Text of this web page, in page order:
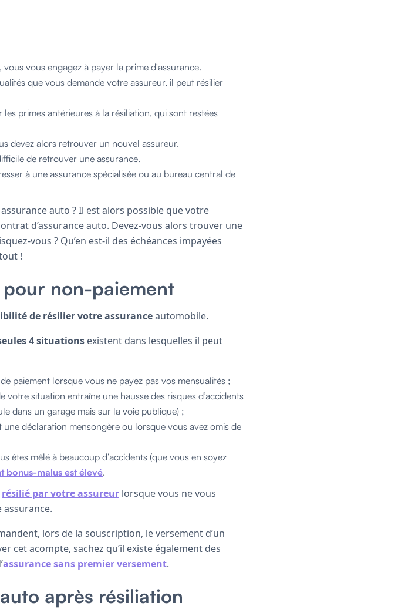
vous engagez à payer la prime d'assurance.
que vous demande votre assureur, il peut résilier
primes antérieures à la résiliation, qui sont restées
devez alors retrouver un nouvel assureur.
de retrouver une assurance.
à une assurance spécialisée ou au bureau central de
auto ? Il est alors possible que votre
d’assurance auto. Devez-vous alors trouver une
vous ? Qu’en est-il des échéances impayées
!
non-paiement
de résilier votre assuranceautomobile.
4 situations existent dans lesquelles il peut
paiement lorsque vous ne payez pas vos mensualités ;
votre situation entraîne une hausse des risques d’accidents
dans un garage mais sur la voie publique) ;
une déclaration mensongère ou lorsque vous avez omis de
êtes mêlé à beaucoup d’accidents (que vous en soyez
bonus-malus est élevé.
résilié par votre assureur lorsque vous ne vous
lors de la souscription, le versement d’un
cet acompte, sachez qu’il existe également des
assurance sans premier versement.
après résiliation